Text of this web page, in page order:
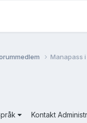
Manapass
Kontakt